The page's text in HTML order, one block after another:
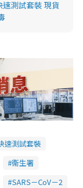
測試套裝 現貨
速測試套裝
衞生署
SARS－CoV－2